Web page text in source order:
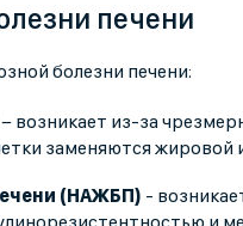
печени
болезни печени:
− возникает из-за
заменяются жировой
(НАЖБП) -